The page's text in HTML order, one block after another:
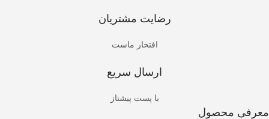
رضایت مشتریان
افتخار ماست
ارسال سریع
با پست پیشتاز
معرفی محصول